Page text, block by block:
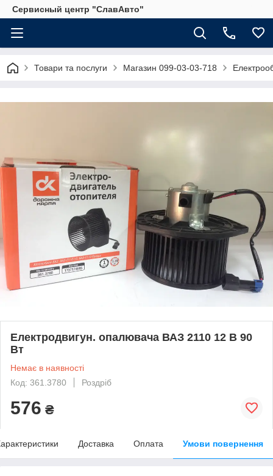
Сервисный центр "СлавАвто"
Товари та послуги Магазин 099-03-03-718
Електродвигун. опалювача ВАЗ 2110 12 В 90
Вт
Немає в наявності
Код: 361.3780
Роздріб
576 ₴
Доставка Оплата Умови повернення